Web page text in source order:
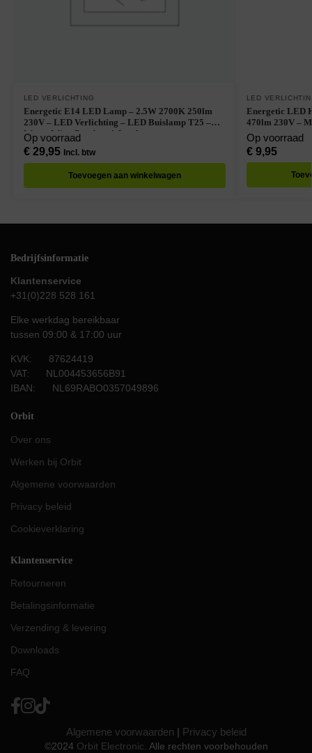
LED VERLICHTING
Energetic E14 LED Lamp – 2.5W 2700K 250lm
230V – LED Verlichting – LED Buislamp T25 –
Warm Wit – Per doos à 8 stuks
Op voorraad
€29,95 Incl. btw
Toevoegen aan winkelwagen
LED
Energetic LED
470lm 230V –
Op voorraad
€9,95
Bedrijfsinformatie
Klantenservice
+31(0)228 528 161
Elke werkdag bereikbaar
tussen 09:00 & 17:00 uur
KVK: 87624419
VAT: NL004453656B91
IBAN: NL69RABO0357049896
Orbit
Over ons
Werken bij Orbit
Algemene voorwaarden
Privacy beleid
Cookieverklaring
Klantenservice
Retourneren
Betalingsinformatie
Verzending & levering
Downloads
FAQ
Algemene voorwaarden | Privacy beleid
©2024 Orbit Electronic. Alle rechten voorbehouden